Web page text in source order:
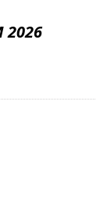
2026